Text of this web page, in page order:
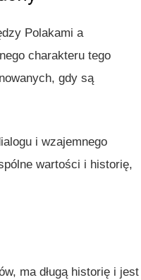
Polakami a
charakteru tego
gdy są
i wzajemnego
wartości i historię,
ma długą historię i jest